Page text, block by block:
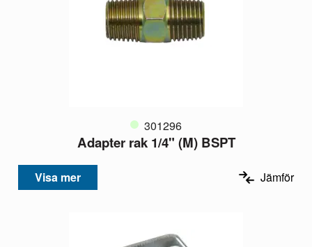
301296
Adapter rak 1/4" (M) BSPT
Visa mer Jämför